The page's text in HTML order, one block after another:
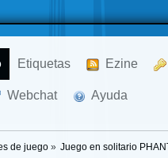
Etiquetas Ezine
Webchat Ayuda
de juego» Juego en solitario